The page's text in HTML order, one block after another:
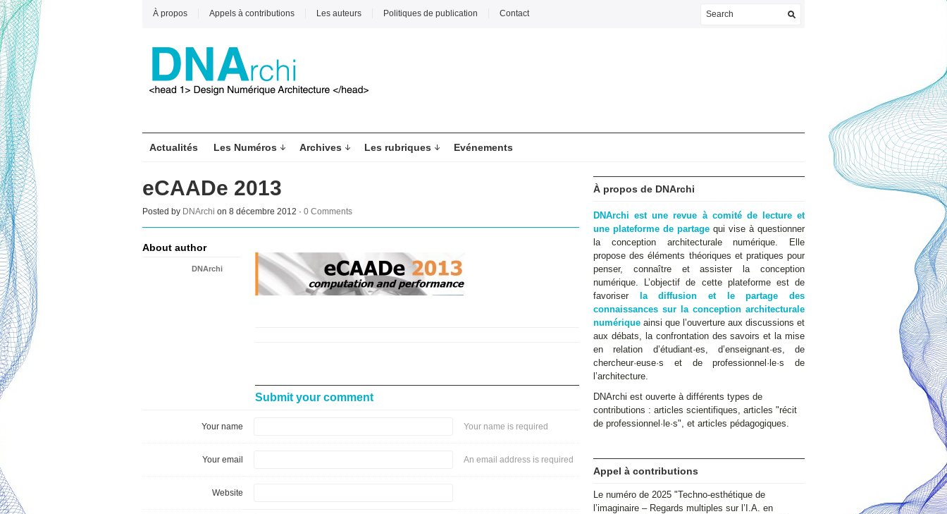
À propos Appels à contributions Les auteurs Politiques de publication Contact
Actualités Les Numéros Archives Les rubriques Evénements
eCAADe 2013
Posted by DNArchi on 8 décembre 2012 · 0 Comments
About author
DNArchi
Submit your comment
Your name Your name is required
Your email An email address is required
Website
À propos de DNArchi
DNArchi est une revue à comité de lecture et
une plateforme de partage qui vise à questionner
la conception architecturale numérique. Elle
propose des éléments théoriques et pratiques pour
penser, connaître et assister la conception
numérique. L’objectif de cette plateforme est de
favoriser
la diffusion et le partage des
connaissances sur la conception architecturale
numérique ainsi que l’ouverture aux discussions et
aux débats, la confrontation des savoirs et la mise
en relation d’étudiant·es, d’enseignant·es, de
chercheur·euse·s et de professionnel·le·s de
l’architecture.
DNArchi est ouverte à différents types de
contributions : articles scientifiques, articles "récit
de professionnel·le·s", et articles pédagogiques.
Appel à contributions
Le numéro de 2025 "Techno-esthétique de
l’imaginaire – Regards multiples sur l’I.A. en